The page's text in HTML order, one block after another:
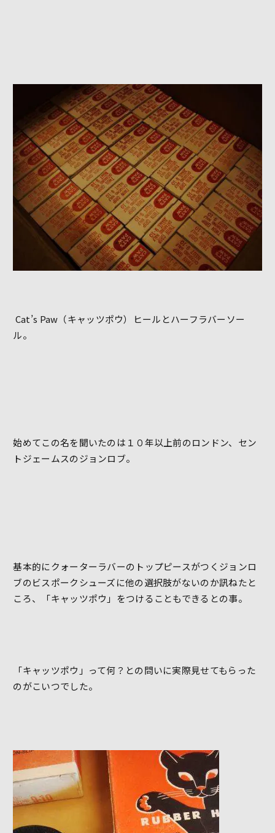
Cat’s Paw（キャッツポウ）ヒールとハーフラバーソー
ル。
始めてこの名を聞いたのは１０年以上前のロンドン、セン
トジェームスのジョンロブ。
基本的にクォーターラバーのトップピースがつくジョンロ
ブのビスポークシューズに他の選択肢がないのか訊ねたと
ころ、「キャッツポウ」をつけることもできるとの事。
「キャッツポウ」って何？との問いに実際見せてもらった
のがこいつでした。